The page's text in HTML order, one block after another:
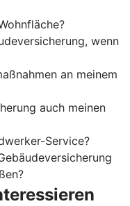
wenn
an meinem
auch meinen
Service?